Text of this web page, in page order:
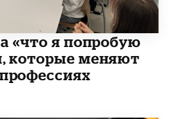
«что я попробую
которые меняют